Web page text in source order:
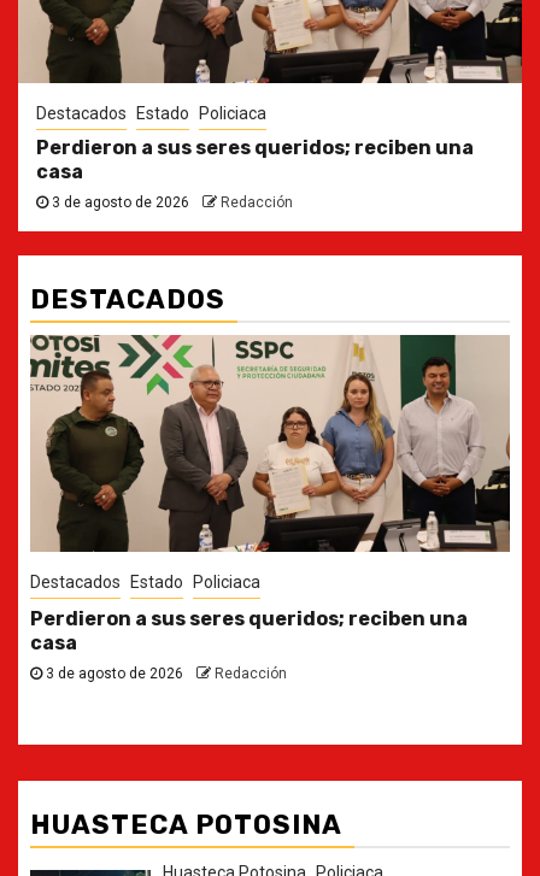
Destacados Estado Policiaca
Perdieron a sus seres queridos; reciben una
casa
3 de agosto de 2026 Redacción
DESTACADOS
Destacados Estado
Ya casi, el quinto informe del Gobernador
30 de julio de 2026
HUASTECA POTOSINA
Huasteca Potosina Policiaca